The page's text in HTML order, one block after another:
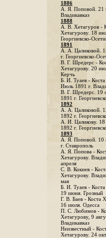
1886
А. Я. Поповой. 21
Владикавказ
1888
A. В. Хетагуров -
Хетагурову. 18
Георгиевско-
1891
А. А. Цаликовой.
г. Георгиевско-
B. Г. Шредерс -
Хетагурову. 20
Керчь
Б. И. Туаев - Коста
Июль 1891 г.
В. Г. Шредерс. 19
1891 г.
1892
А. А. Цаликовой.
1892 г.
А. И. Цаликову. 18
1892 г.
1893
А. Я. Поповой. 10
г. Ставрополь
A. Я. Попова -
Хетагурову.
апреля
С. В. Кокиев -
Хетагурову.
мая
Б. И. Туаев - Коста
19 июня. Грозный
Г. В. Баев - Коста
16 июля. Одесса
П. С. Любимов -
Хетагурову, 9
Владикавказ
Неизвестный -
Хетагурову. 24